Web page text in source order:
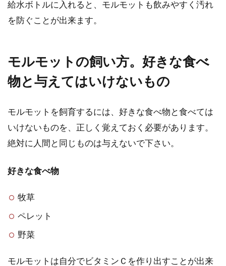
給水ボトルに入れると、モルモットも飲みやすく汚れ
を防ぐことが出来ます。
モルモットの飼い方。好きな食べ
物と与えてはいけないもの
モルモットを飼育するには、好きな食べ物と食べては
いけないものを、正しく覚えておく必要があります。
絶対に人間と同じものは与えないで下さい。
好きな食べ物
牧草
ペレット
野菜
モルモットは自分でビタミンＣを作り出すことが出来